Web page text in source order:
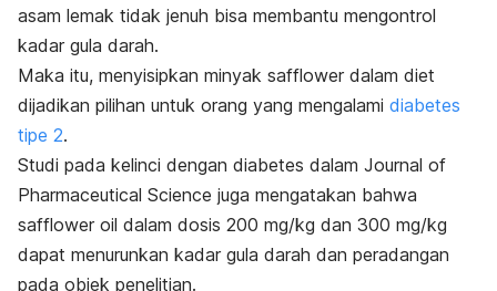
asam lemak tidak jenuh bisa membantu mengontrol
kadar gula darah.
Maka itu, menyisipkan minyak safflower dalam diet
dijadikan pilihan untuk orang yang mengalami diabetes
tipe 2.
Studi pada kelinci dengan diabetes dalam Journal of
Pharmaceutical Science juga mengatakan bahwa
safflower oil dalam dosis 200 mg/kg dan 300 mg/kg
dapat menurunkan kadar gula darah dan peradangan
pada objek penelitian.